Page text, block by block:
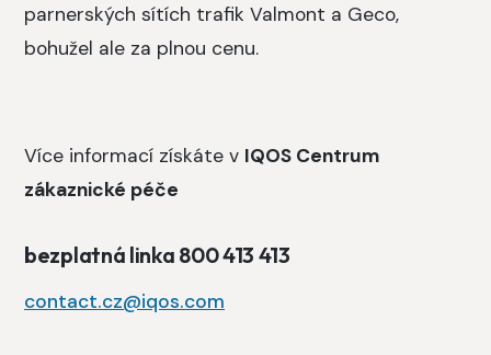
parnerských sítích trafik Valmont a Geco,
bohužel ale za plnou cenu.
Více informací získáte v IQOS Centrum
zákaznické péče
bezplatná linka 800 413 413
contact.cz@iqos.com